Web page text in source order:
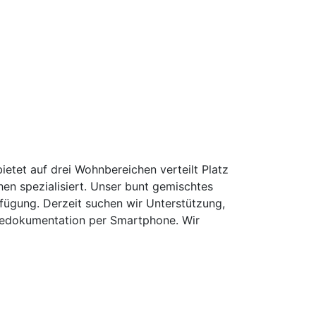
auf drei Wohnbereichen verteilt Platz
spezialisiert. Unser bunt gemischtes
Derzeit suchen wir Unterstützung,
per Smartphone. Wir